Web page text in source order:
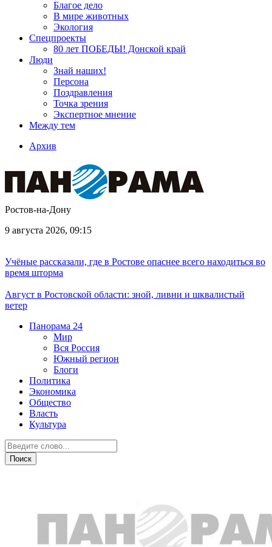
Благое дело
В мире животных
Экология
Спецпроекты
80 лет ПОБЕДЫ! Донской край
Люди
Знай наших!
Персона
Поздравления
Точка зрения
Экспертное мнение
Между тем
Архив
Ростов-на-Дону
9 августа 2026, 09:15
Учёные рассказали, где в Ростове опаснее всего находиться во
время шторма
Август в Ростовской области: зной, ливни и шквалистый
ветер
Панорама 24
Мир
Вся Россия
Южный регион
Блоги
Политика
Экономика
Общество
Власть
Культура